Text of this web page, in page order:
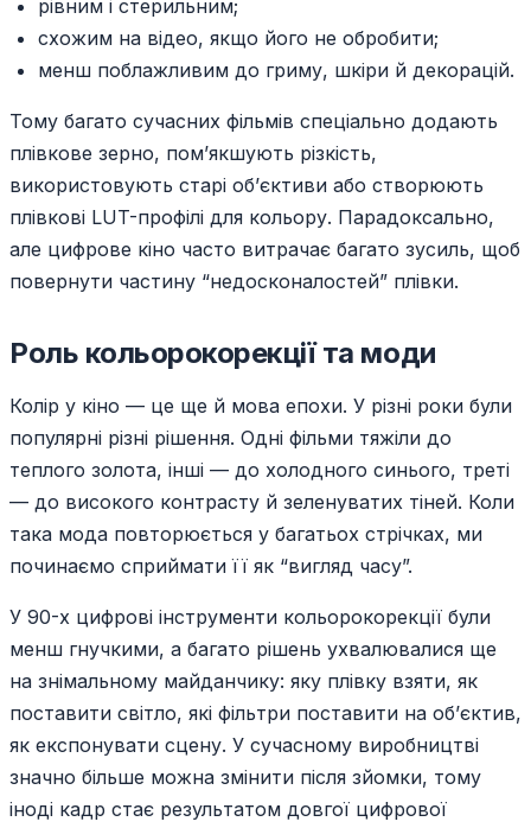
рівним і стерильним;
схожим на відео, якщо його не обробити;
менш поблажливим до гриму, шкіри й декорацій.
Тому багато сучасних фільмів спеціально додають
плівкове зерно, пом’якшують різкість,
використовують старі об’єктиви або створюють
плівкові LUT-профілі для кольору. Парадоксально,
але цифрове кіно часто витрачає багато зусиль, щоб
повернути частину “недосконалостей” плівки.
Роль кольорокорекції та моди
Колір у кіно — це ще й мова епохи. У різні роки були
популярні різні рішення. Одні фільми тяжіли до
теплого золота, інші — до холодного синього, треті
— до високого контрасту й зеленуватих тіней. Коли
така мода повторюється у багатьох стрічках, ми
починаємо сприймати її як “вигляд часу”.
У 90-х цифрові інструменти кольорокорекції були
менш гнучкими, а багато рішень ухвалювалися ще
на знімальному майданчику: яку плівку взяти, як
поставити світло, які фільтри поставити на об’єктив,
як експонувати сцену. У сучасному виробництві
значно більше можна змінити після зйомки, тому
іноді кадр стає результатом довгої цифрової